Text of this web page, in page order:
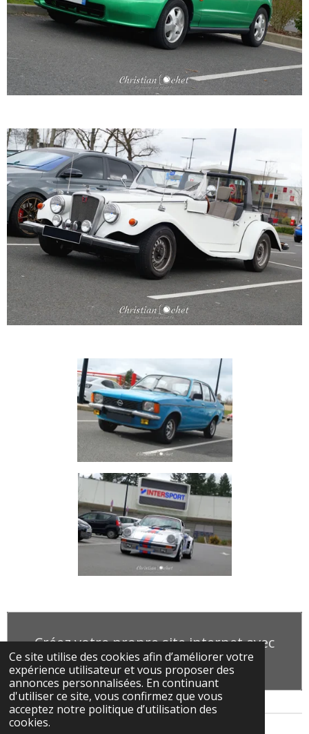
Ce site utilise des cookies afin d’améliorer votre
expérience utilisateur et vous proposer des
annonces personnalisées. En continuant
d'utiliser ce site, vous confirmez que vous
acceptez notre politique d’utilisation des
cookies.
Créez votre propre site internet avec
Webador